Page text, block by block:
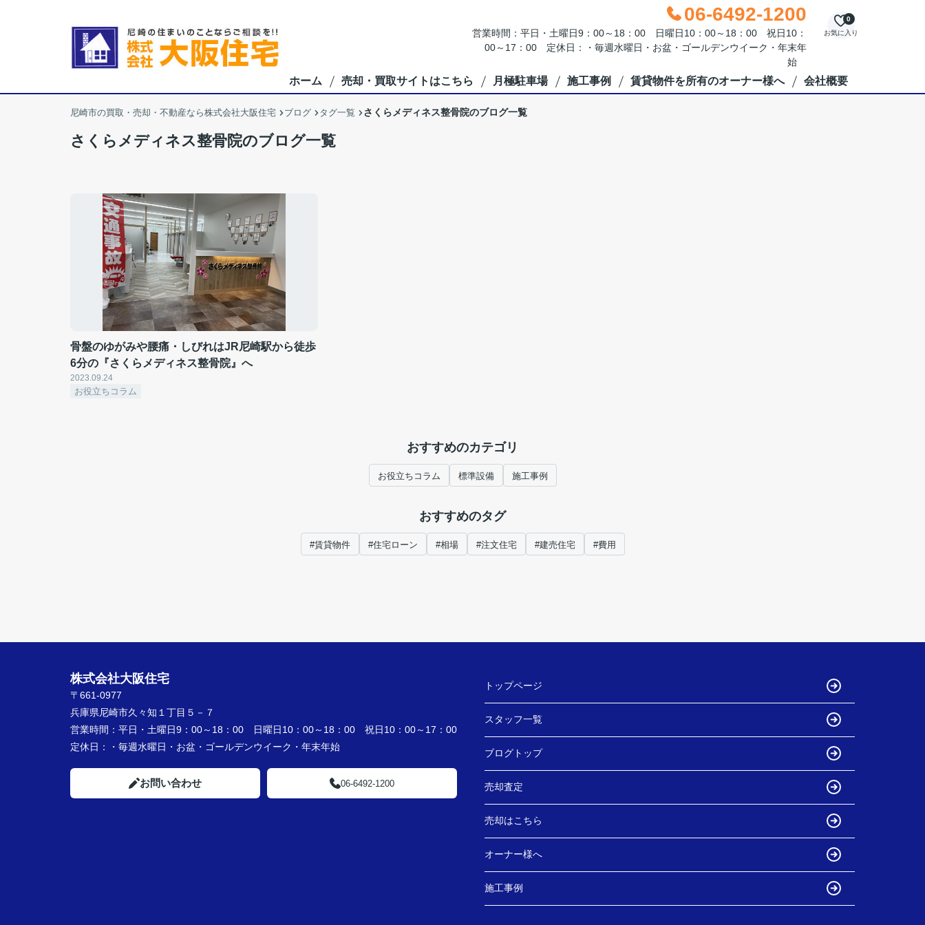
06-6492-1200
営業時間：平日・土曜日9：00～18：00 日曜日10：00～18：00 祝日10：
00～17：00 定休日：・毎週水曜日・お盆・ゴールデンウイーク・年末年
始
お気に入り
0
ホーム 売却・買取サイトはこちら 月極駐車場 施工事例 賃貸物件を所有のオーナー様へ 会社概要
尼崎市の買取・売却・不動産なら株式会社大阪住宅 ブログ タグ一覧 さくらメディネス整骨院のブログ一覧
さくらメディネス整骨院のブログ一覧
骨盤のゆがみや腰痛・しびれはJR尼崎駅から徒歩
6分の『さくらメディネス整骨院』へ
2023.09.24
お役立ちコラム
おすすめのカテゴリ
お役立ちコラム 標準設備 施工事例
おすすめのタグ
#賃貸物件 #住宅ローン #相場 #注文住宅 #建売住宅 #費用
株式会社大阪住宅
〒661-0977
兵庫県尼崎市久々知１丁目５－７
営業時間： 平日・土曜日9：00～18：00 日曜日10：00～18：00 祝日10：00～17：00
定休日：
・毎週水曜日・お盆・ゴールデンウイーク・年末年始
お問い合わせ 06-6492-1200
トップページ
スタッフ一覧
ブログトップ
売却査定
売却はこちら
オーナー様へ
施工事例